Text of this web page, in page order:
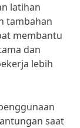
latihan
tambahan
membantu
dan
lebih
saat